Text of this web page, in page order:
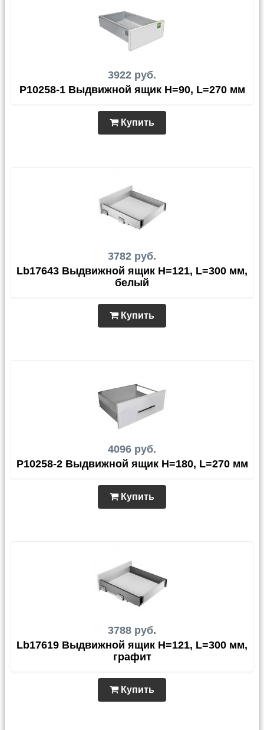
3922 руб.
P10258-1 Выдвижной ящик H=90, L=270 мм
Купить
3782 руб.
Lb17643 Выдвижной ящик H=121, L=300 мм,
белый
Купить
4096 руб.
P10258-2 Выдвижной ящик H=180, L=270 мм
Купить
3788 руб.
Lb17619 Выдвижной ящик H=121, L=300 мм,
графит
Купить